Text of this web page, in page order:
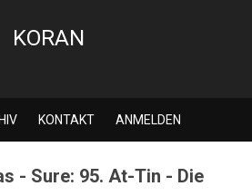
KORAN
KONTAKT ANMELDEN
- Sure: 95. At-Tin - Die